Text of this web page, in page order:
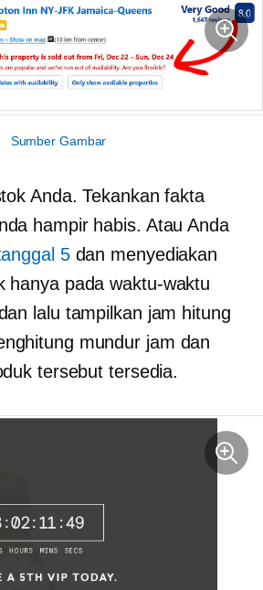
Sumber Gambar
Anda. Tekankan fakta
hampir habis. Atau Anda
5dan menyediakan
hanya pada waktu-waktu
lalu tampilkan jam hitung
mundur jam dan
tersebut tersedia.